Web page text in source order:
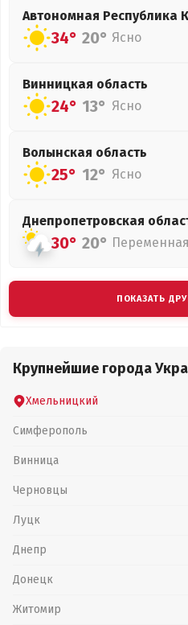
Автономная Республика
34° 20° Ясно
Винницкая область
24° 13° Ясно
Волынская область
25° 12° Ясно
Днепропетровская
30° 20°
ПОКАЗАТЬ
Крупнейшие города
Хмельницкий
Симферополь
Винница
Черновцы
Луцк
Днепр
Донецк
Житомир